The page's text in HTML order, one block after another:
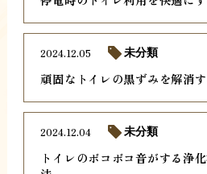
頑固なトイレの黒ずみを解消
2024.12.05 未分類
トイレのボコボコ音がする浄
2024.12.04 未分類